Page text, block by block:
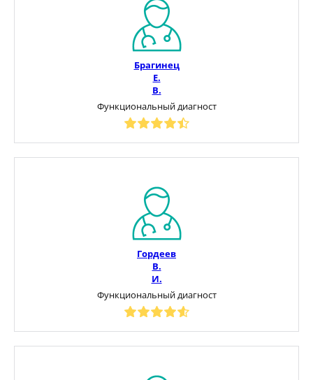
Брагинец
Е.
В.
Функциональный диагност
Гордеев
В.
И.
Функциональный диагност